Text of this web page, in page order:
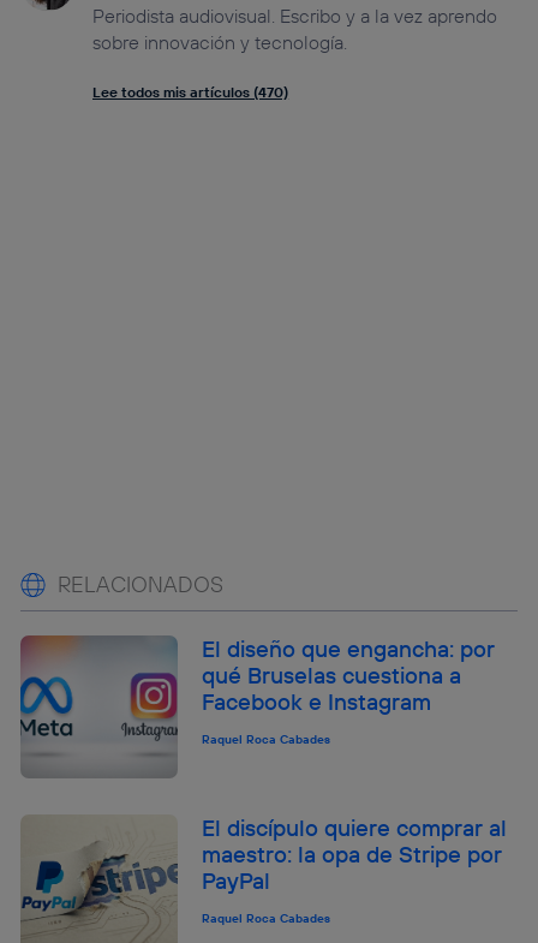
Periodista audiovisual. Escribo y a la vez aprendo
sobre innovación y tecnología.
Lee todos mis artículos (470)
RELACIONADOS
El diseño que engancha: por
qué Bruselas cuestiona a
Facebook e Instagram
Raquel Roca Cabades
El discípulo quiere comprar al
maestro: la opa de Stripe por
PayPal
Raquel Roca Cabades